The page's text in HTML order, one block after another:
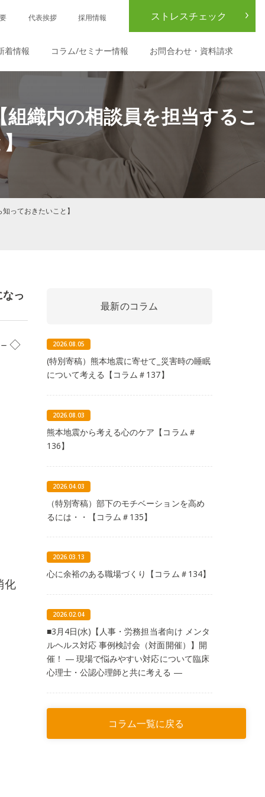
代表挨拶 採用情報 ストレスチェック
着情報 コラム/セミナー情報 お問合わせ・資料請求
織内の相談員を担当するこ
っておきたいこと】
っ
－◇
化
最新のコラム
2026.08.05
(特別寄稿）熊本地震に寄せて_災害時の睡眠
について考える【コラム＃137】
2026.08.03
熊本地震から考える心のケア【コラム＃
136】
2026.04.03
（特別寄稿）部下のモチベーションを高め
るには・・【コラム＃135】
2026.03.13
心に余裕のある職場づくり【コラム＃134】
2026.02.04
■3月4日(水)【人事・労務担当者向け メンタ
ルヘルス対応 事例検討会（対面開催）】開
催！ ― 現場で悩みやすい対応について臨床
心理士・公認心理師と共に考える ―
コラム一覧に戻る